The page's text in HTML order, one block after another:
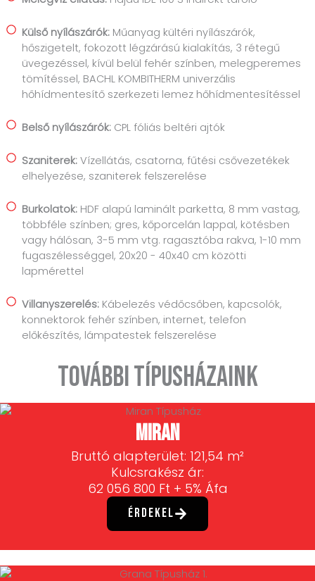
Külső nyílászárók: Műanyag kültéri nyílászárók,
hőszigetelt, fokozott légzárású kialakítás, 3 rétegű
üvegezéssel, kívül belül fehér színben, melegperemes
tömítéssel, BACHL KOMBITHERM univerzális
hőhídmentesítő szerkezeti lemez hőhídmentesítéssel
Belső nyílászárók: CPL fóliás beltéri ajtók
Szaniterek: Vízellátás, csatorna, fűtési csővezetékek
elhelyezése, szaniterek felszerelése
Burkolatok: HDF alapú laminált parketta, 8 mm vastag,
többféle színben; gres, kőporcelán lappal, kötésben
vagy hálósan, 3-5 mm vtg. ragasztóba rakva, 1-10 mm
fugaszélességgel, 20x20 - 40x40 cm közötti
lapmérettel
Villanyszerelés: Kábelezés védőcsőben, kapcsolók,
konnektorok fehér színben, internet, telefon
előkészítés, lámpatestek felszerelése
További Típusházaink
Miran
Bruttó alapterület: 121,54 m²
Kulcsrakész ár:
62 056 800 Ft + 5% Áfa
Érdekel